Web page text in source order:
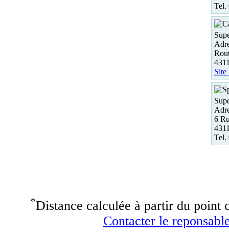
Tel.
Site
6
Tel.
*Distance calculée à partir du point
Contacter le